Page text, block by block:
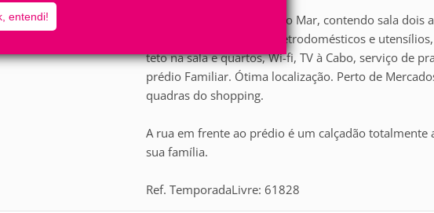
entendi!
Apartamento 50 metros do Mar, contendo sala dois
Cozinha completa com eletrodomésticos e
teto na sala e quartos, Wi-fi, TV à Cabo, serviço de
prédio Familiar. Ótima localização. Perto de
quadras do shopping.
A rua em frente ao prédio é um calçadão
sua família.
Ref. TemporadaLivre: 61828